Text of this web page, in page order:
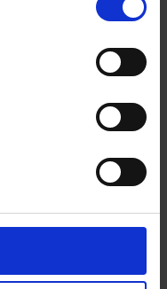
- 6:30 pm
- 6:30 pm